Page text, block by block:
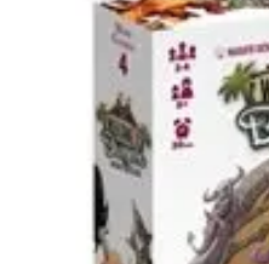
Stratégies et Techniques
Entraînement et
Volley Direct